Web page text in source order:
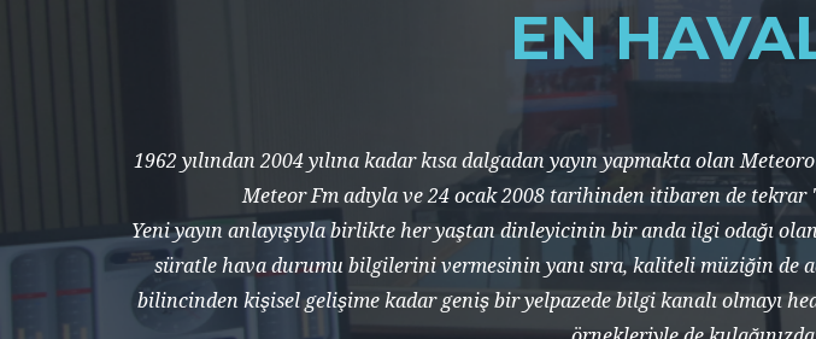
EN
1962 yılından 2004 yılına kadar kısa dalgadan yayın yapmakta olan
Meteor Fm adıyla ve 24 ocak 2008 tarihinden itibaren de
Yeni yayın anlayışıyla birlikte her yaştan dinleyicinin bir anda ilgi odağı
süratle hava durumu bilgilerini vermesinin yanı sıra, kaliteli müziğin de
bilincinden kişisel gelişime kadar geniş bir yelpazede bilgi kanalı olmayı